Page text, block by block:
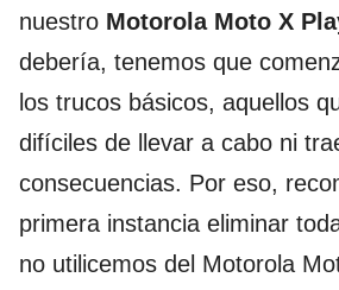
nuestro Motorola Moto X
debería, tenemos que
los trucos básicos, aquellos
difíciles de llevar a cabo ni
consecuencias. Por eso,
primera instancia eliminar
no utilicemos del Motorola